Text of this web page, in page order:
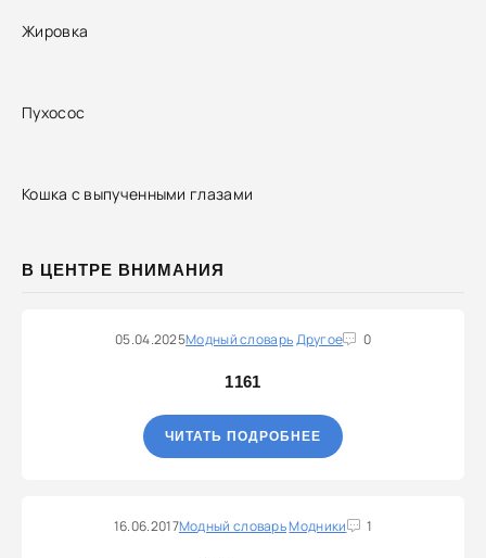
Жировка
Пухосос
Кошка с выпученными глазами
В ЦЕНТРЕ ВНИМАНИЯ
05.04.2025Модный словарьДругое 0
1161
ЧИТАТЬ ПОДРОБНЕЕ
16.06.2017Модный словарьМодники 1